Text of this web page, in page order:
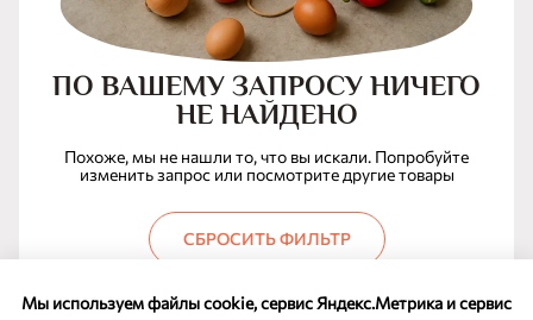
Мы используем файлы cookie, сервис Яндекс.Метрика и сервис
ПО ВАШЕМУ ЗАПРОСУ НИЧЕГО
НЕ НАЙДЕНО
Похоже, мы не нашли то, что вы искали. Попробуйте
изменить запрос или посмотрите другие товары
СБРОСИТЬ ФИЛЬТР